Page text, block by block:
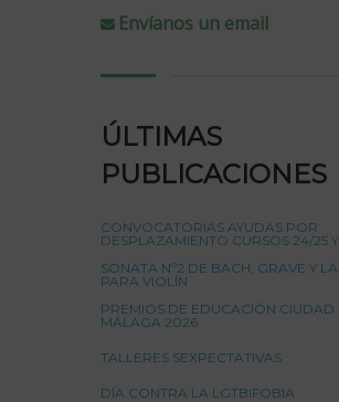
Envíanos un email
ÚLTIMAS
PUBLICACIONES
CONVOCATORIAS AYUDAS POR
DESPLAZAMIENTO CURSOS 24/25
SONATA Nº2 DE BACH, GRAVE Y
PARA VIOLÍN
PREMIOS DE EDUCACIÓN CIUDAD
MÁLAGA 2026
TALLERES SEXPECTATIVAS
DÍA CONTRA LA LGTBIFOBIA